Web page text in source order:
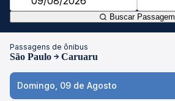
Buscar Passagem
Passagens de ônibus
São Paulo Caruaru
Domingo, 09 de Agosto